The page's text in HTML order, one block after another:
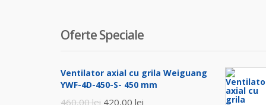
Oferte Speciale
Ventilator axial cu grila Weiguang
YWF-4D-450-S- 450 mm
460,00lei Prețul
420,00 lei